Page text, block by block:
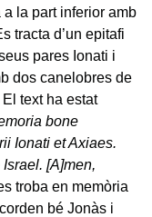
la part inferior amb
tracta d’un epitafi
pares Ionati i
dos canelobres de
text ha estat
bone
Ionati et Axiaes.
[A]men,
troba en memòria
bé Jonàs i